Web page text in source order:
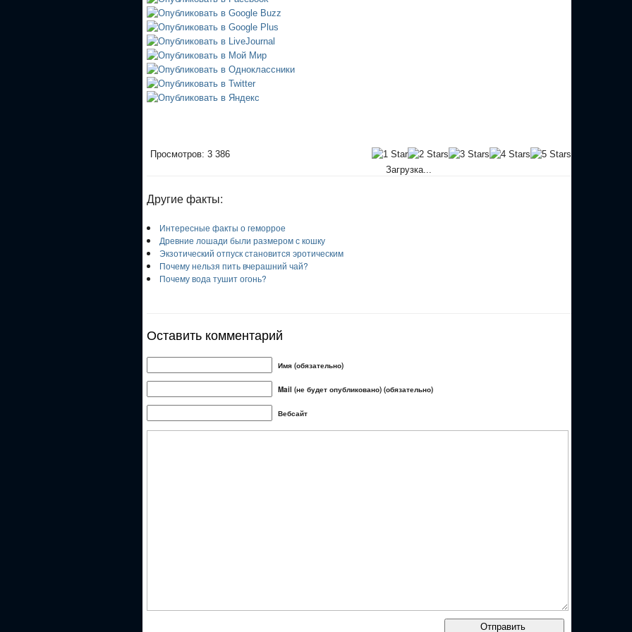
Просмотров: 3 386
Загрузка...
Другие факты:
Интересные факты о геморрое
Древние лошади были размером с кошку
Экзотический отпуск становится эротическим
Почему нельзя пить вчерашний чай?
Почему вода тушит огонь?
Оставить комментарий
Имя (обязательно)
Mail (не будет опубликовано) (обязательно)
Вебсайт